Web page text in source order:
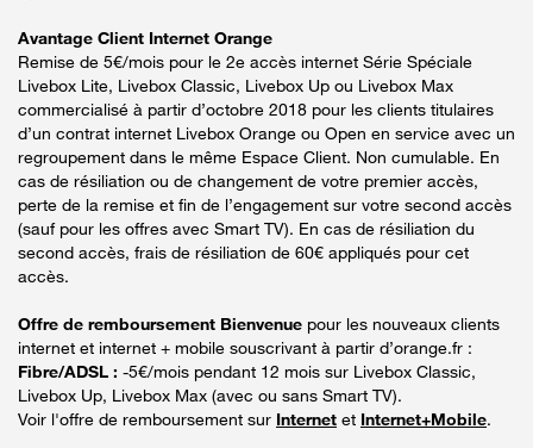
Avantage Client Internet Orange
Remise de 5€/mois pour le 2e accès internet Série Spéciale
Livebox Lite, Livebox Classic, Livebox Up ou Livebox Max
commercialisé à partir d’octobre 2018 pour les clients titulaires
d’un contrat internet Livebox Orange ou Open en service avec un
regroupement dans le même Espace Client. Non cumulable. En
cas de résiliation ou de changement de votre premier accès,
perte de la remise et fin de l’engagement sur votre second accès
(sauf pour les offres avec Smart TV). En cas de résiliation du
second accès, frais de résiliation de 60€ appliqués pour cet
accès.
Offre de remboursement Bienvenue pour les nouveaux clients
internet et internet + mobile souscrivant à partir d’orange.fr :
Fibre/ADSL : -5€/mois pendant 12 mois sur Livebox Classic,
Livebox Up, Livebox Max (avec ou sans Smart TV).
Voir l'offre de remboursement sur Internet et Internet+Mobile.